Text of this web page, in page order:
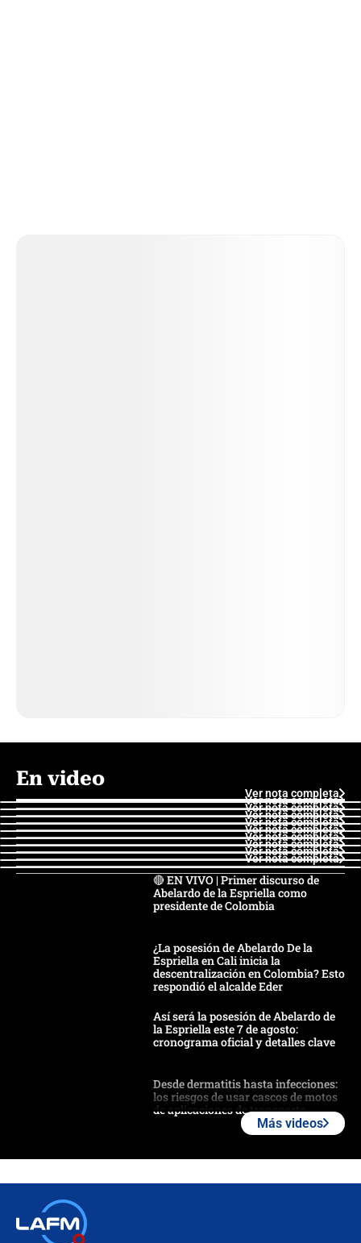
En video
Ver nota completa
Ver nota completa
Ver nota completa
Ver nota completa
Ver nota completa
Ver nota completa
Ver nota completa
Ver nota completa
Ver nota completa
Ver nota completa
🔴 EN VIVO | Primer discurso de
Abelardo de la Espriella como
presidente de Colombia
¿La posesión de Abelardo De la
Espriella en Cali inicia la
descentralización en Colombia? Esto
respondió el alcalde Eder
Así será la posesión de Abelardo de
la Espriella este 7 de agosto:
cronograma oficial y detalles clave
Desde dermatitis hasta infecciones:
los riesgos de usar cascos de motos
de aplicaciones de transporte
Más videos